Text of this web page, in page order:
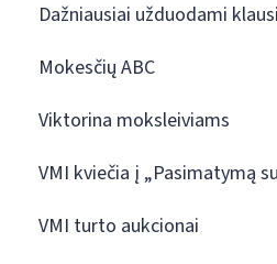
Dažniausiai užduodami
Mokesčių ABC
Viktorina moksleiviams
VMI kviečia į „Pasimatymą
VMI turto aukcionai